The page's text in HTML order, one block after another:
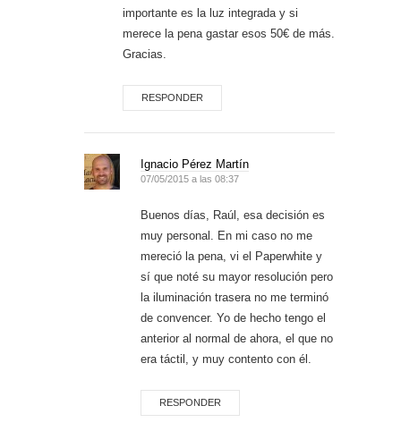
importante es la luz integrada y si
merece la pena gastar esos 50€ de más.
Gracias.
RESPONDER
Ignacio Pérez Martín
07/05/2015 a las 08:37
Buenos días, Raúl, esa decisión es
muy personal. En mi caso no me
mereció la pena, vi el Paperwhite y
sí que noté su mayor resolución pero
la iluminación trasera no me terminó
de convencer. Yo de hecho tengo el
anterior al normal de ahora, el que no
era táctil, y muy contento con él.
RESPONDER